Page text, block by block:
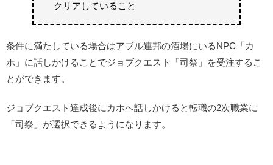
クリアしていること
条件に満たしている場合はアブル連邦の酒場にいるNPC「カ
ホ」に話しかけることでジョブクエスト「司祭」を受注するこ
とができます。
ジョブクエスト達成後にカホへ話しかけると転職の2次職業に
「司祭」が選択できるようになります。